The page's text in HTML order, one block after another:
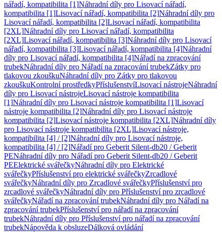
nářadí, kompatibilita [1]Náhradní díly pro Lisovací nářadí,
kompatibilita [1]Lisovací nářadí, kompatibilita [2]Náhradní díly pro
Lisovací nářadí, kompatibilita [2]Lisovací nářadí, kompatibilita
[2XL]Náhradní díly pro Lisovací nářadí, kompatibilita
[2XL]Lisovací nářadí, kompatibilita [3]Náhradní díly pro Lisovací
nářadí, kompatibilita [3]Lisovací nářadí, kompatibilita [4]Náhradní
díly pro Lisovací nářadí, kompatibilita [4]Nářadí na zpracování
trubekNáhradní díly pro Nářadí na zpracování trubekZátky pro
tlakovou zkouškuNáhradní díly pro Zátky pro tlakovou
zkouškuKontrolní prostředkyPříslušenstvíLisovací nástrojeNáhradní
díly pro Lisovací nástrojeLisovací nástroje kompatibilita
[1]Náhradní díly pro Lisovací nástroje kompatibilita [1]Lisovací
nástroje kompatibilita [2]Náhradní díly pro Lisovací nástroje
kompatibilita [2]Lisovací nástroje kompatibilita [2XL]Náhradní díly
pro Lisovací nástroje kompatibilita [2XL]Lisovací nástroje,
kompatibilita [4] / [2]Náhradní díly pro Lisovací nástroje,
kompatibilita [4] / [2]Nářadí pro Geberit Silent-db20 / Geberit
PENáhradní díly pro Nářadí pro Geberit Silent-db20 / Geberit
PEElektrické svářečkyNáhradní díly pro Elektrické
svářečkyPříslušenství pro elektrické svářečkyZrcadlové
svářečkyNáhradní díly pro Zrcadlové svářečkyPříslušenství pro
zrcadlové svářečkyNáhradní díly pro Příslušenství pro zrcadlové
svářečkyNářadí na zpracování trubekNáhradní díly pro Nářadí na
zpracování trubekPříslušenství pro nářadí na zpracování
trubekNáhradní díly pro Příslušenství pro nářadí na zpracování
trubekNápověda k obsluzeDálková ovládání